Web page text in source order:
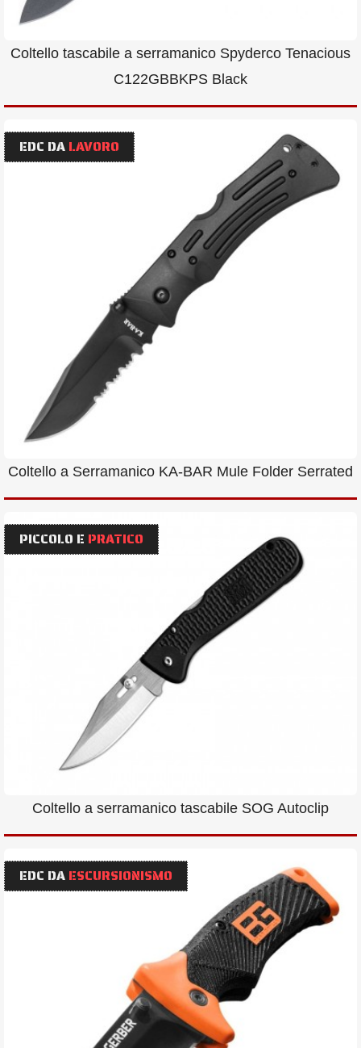
Coltello tascabile a serramanico Spyderco Tenacious
C122GBBKPS Black
EDC DA LAVORO
Coltello a Serramanico KA-BAR Mule Folder Serrated
PICCOLO E PRATICO
Coltello a serramanico tascabile SOG Autoclip
EDC DA ESCURSIONISMO